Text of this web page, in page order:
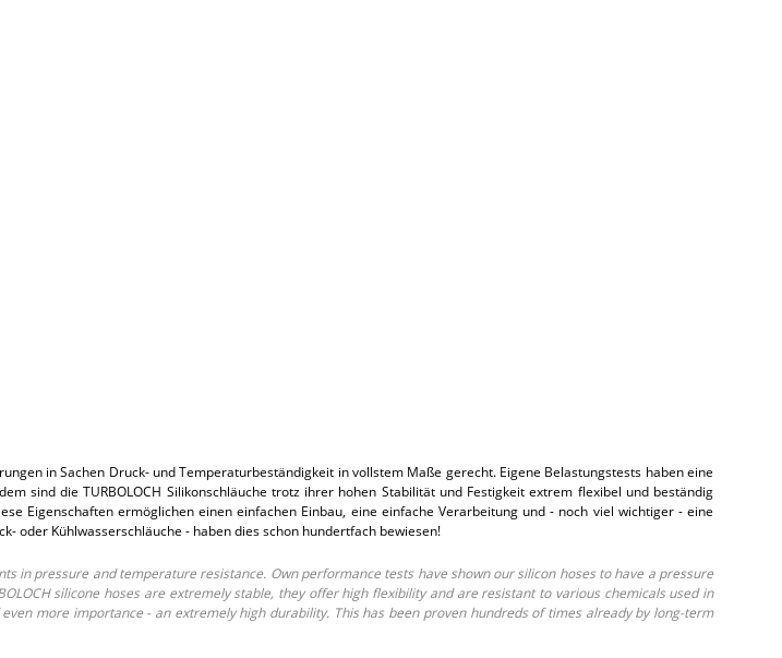
in Sachen Druck- und Temperaturbeständigkeit in vollstem Maße gerecht. Eigene Belastungstests haben eine
sind die TURBOLOCH Silikonschläuche trotz ihrer hohen Stabilität und Festigkeit extrem flexibel und beständig
Eigenschaften ermöglichen einen einfachen Einbau, eine einfache Verarbeitung und - noch viel wichtiger - eine
oder Kühlwasserschläuche - haben dies schon hundertfach bewiesen!
in pressure and temperature resistance. Own performance tests have shown our silicon hoses to have a pressure
silicone hoses are extremely stable, they offer high flexibility and are resistant to various chemicals used in
more importance - an extremely high durability. This has been proven hundreds of times already by long-term